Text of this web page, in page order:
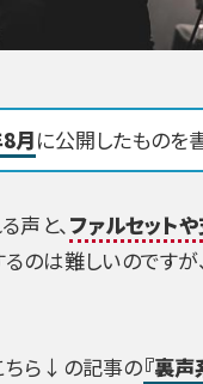
月に公開したものを
声と、ファルセット
のは難しいのです
ちら↓の記事の『裏